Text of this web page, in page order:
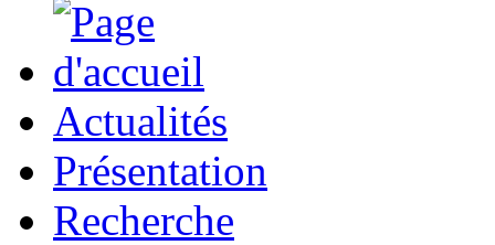
Actualités
Présentation
Recherche